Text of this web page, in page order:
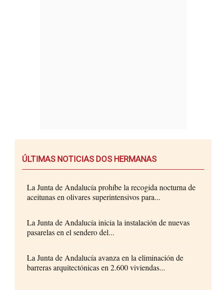
ÚLTIMAS NOTICIAS DOS HERMANAS
La Junta de Andalucía prohíbe la recogida nocturna de
aceitunas en olivares superintensivos para...
La Junta de Andalucía inicia la instalación de nuevas
pasarelas en el sendero del...
La Junta de Andalucía avanza en la eliminación de
barreras arquitectónicas en 2.600 viviendas...